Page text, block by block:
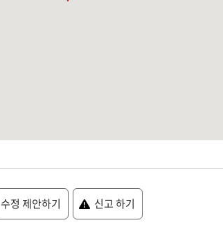
수정 제안하기 신고 하기